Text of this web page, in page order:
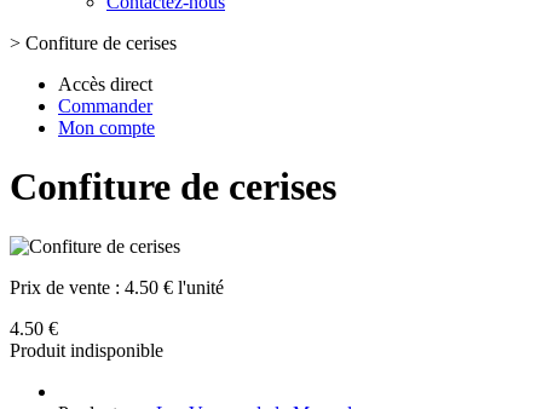
> Confiture de cerises
Accès direct
Commander
Mon compte
Confiture de cerises
Prix de vente : 4.50 € l'unité
4.50 €
Produit indisponible